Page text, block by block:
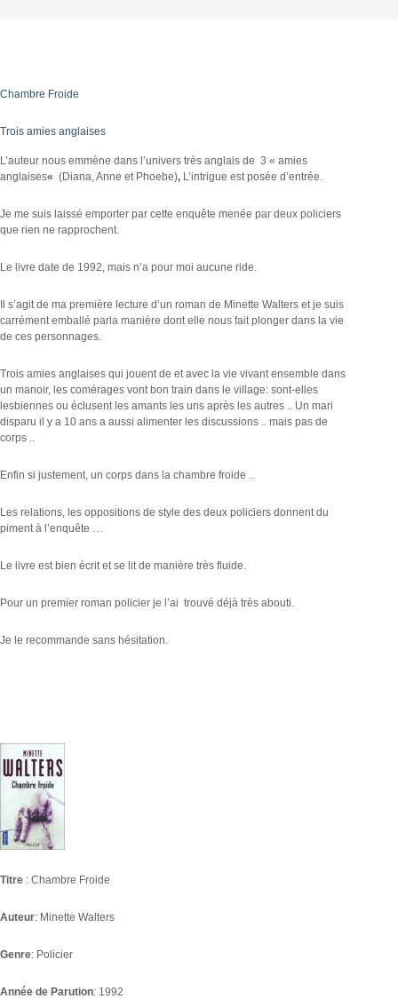
Chambre Froide
Trois amies anglaises
L’auteur nous emmène dans l’univers très anglais de 3 « amies
anglaises« (Diana, Anne et Phoebe), L’intrigue est posée d’entrée.
Je me suis laissé emporter par cette enquête menée par deux policiers
que rien ne rapprochent.
Le livre date de 1992, mais n’a pour moi aucune ride.
Il s’agit de ma première lecture d’un roman de Minette Walters et je suis
carrément emballé parla manière dont elle nous fait plonger dans la vie
de ces personnages.
Trois amies anglaises qui jouent de et avec la vie vivant ensemble dans
un manoir, les comérages vont bon train dans le village: sont-elles
lesbiennes ou éclusent les amants les uns après les autres .. Un mari
disparu il y a 10 ans a aussi alimenter les discussions .. mais pas de
corps ..
Enfin si justement, un corps dans la chambre froide ..
Les relations, les oppositions de style des deux policiers donnent du
piment à l’enquête …
Le livre est bien écrit et se lit de manière très fluide.
Pour un premier roman policier je l’ai trouvé déjà très abouti.
Je le recommande sans hésitation.
Titre : Chambre Froide
Auteur: Minette Walters
Genre: Policier
Année de Parution: 1992